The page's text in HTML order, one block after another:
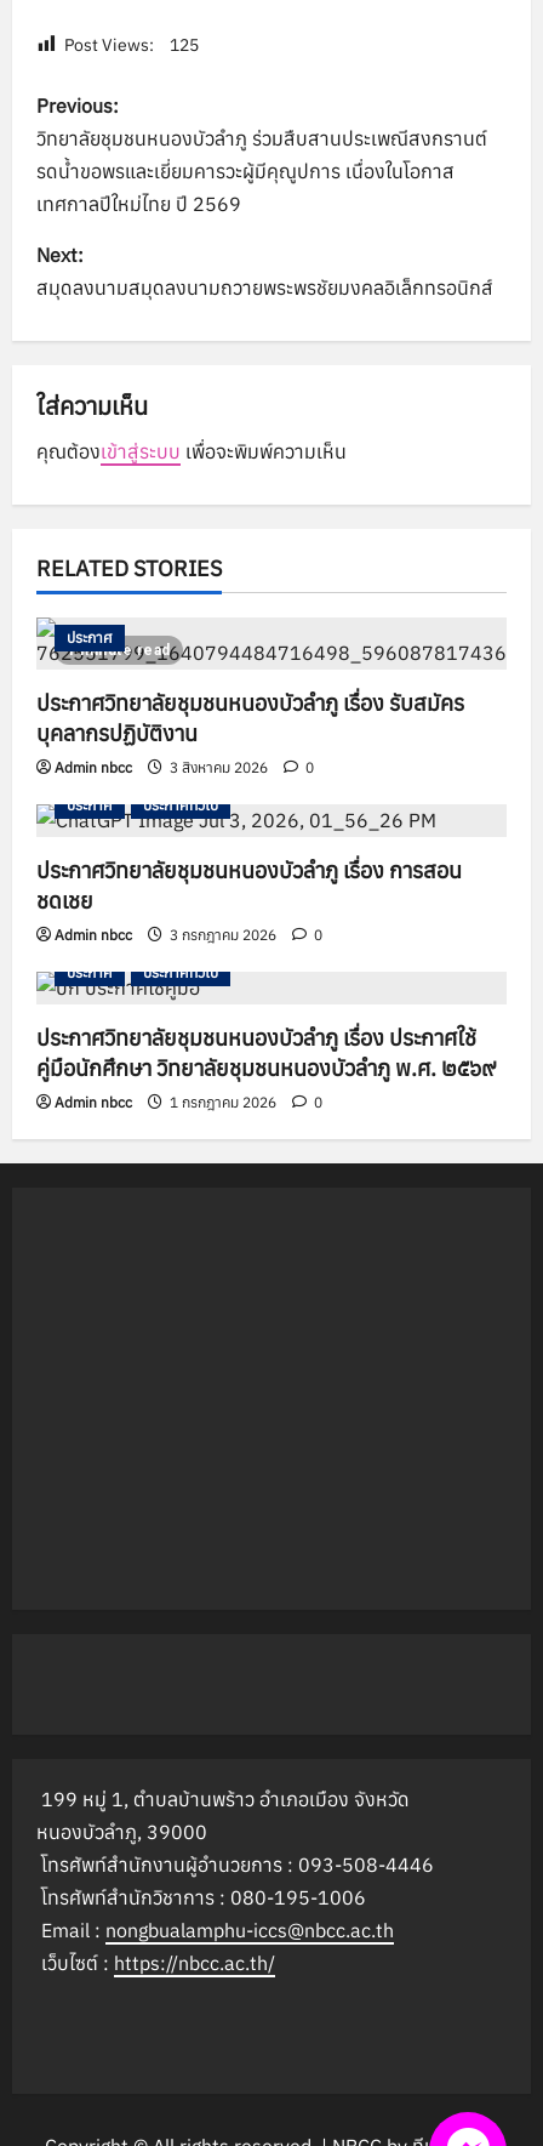
Post Views: 125
P
o
s
t
n
a
v
i
g
a
t
i
o
n
Previous:
วิทยาลัยชุมชนหนองบัวลำภู ร่วมสืบสานประเพณีสงกรานต์
รดน้ำขอพรและเยี่ยมคารวะผู้มีคุณูปการ เนื่องในโอกาส
เทศกาลปีใหม่ไทย ปี 2569
Next:
สมุดลงนามสมุดลงนามถวายพระพรชัยมงคลอิเล็กทรอนิกส์
ใส่ความเห็น
คุณต้องเข้าสู่ระบบ เพื่อจะพิมพ์ความเห็น
RELATED STORIES
1 minute read
ประกาศ
ประกาศวิทยาลัยชุมชนหนองบัวลำภู เรื่อง รับสมัคร
บุคลากรปฏิบัติงาน
Admin nbcc 3 สิงหาคม 2026 0
ประกาศ ประกาศทั่วไป
ประกาศวิทยาลัยชุมชนหนองบัวลำภู เรื่อง การสอน
ชดเชย
Admin nbcc 3 กรกฎาคม 2026 0
ประกาศ ประกาศทั่วไป
ประกาศวิทยาลัยชุมชนหนองบัวลำภู เรื่อง ประกาศใช้
คู่มือนักศึกษา วิทยาลัยชุมชนหนองบัวลำภู พ.ศ. ๒๕๖๙
Admin nbcc 1 กรกฎาคม 2026 0
199 หมู่ 1, ตำบลบ้านพร้าว อำเภอเมือง จังหวัด
หนองบัวลำภู, 39000
โทรศัพท์สำนักงานผู้อำนวยการ : 093-508-4446
โทรศัพท์สำนักวิชาการ : 080-195-1006
Email : nongbualamphu-iccs@nbcc.ac.th
เว็บไซต์ : https://nbcc.ac.th/